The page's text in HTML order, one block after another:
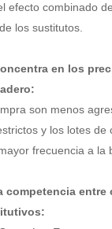
efecto combinado
los sustitutos.
en los
son menos
y los lotes de
frecuencia a la
competencia entre